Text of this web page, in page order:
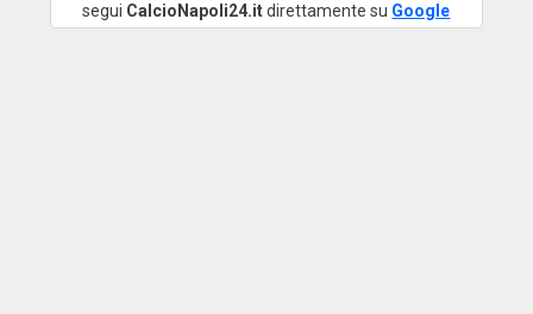
segui CalcioNapoli24.itdirettamente su Google